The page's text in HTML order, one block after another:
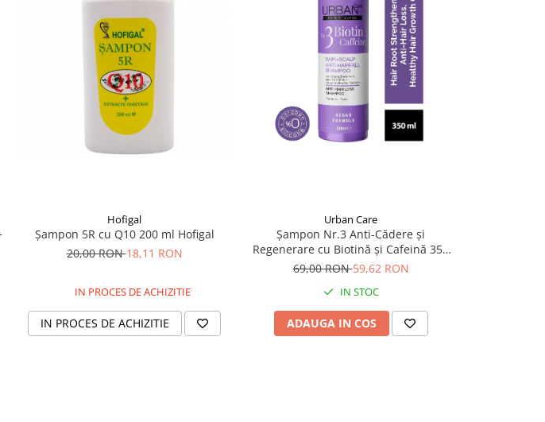
Hofigal
Șampon 5R cu Q10 200 ml Hofigal
20,00 RON18,11 RON
IN PROCES DE ACHIZITIE
IN PROCES DE ACHIZITIE
Urban Care
Șampon Nr.3 Anti-Cădere și
Regenerare cu Biotină și Cafeină 350
ml Urban
69,00 RON59,62 RON
IN STOC
ADAUGA IN COS